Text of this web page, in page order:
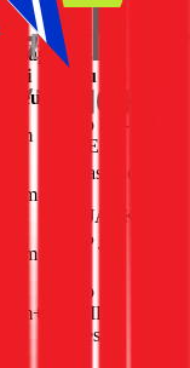
Cột áp
tối
thiểu
Mẫu gợi ý
9m
Wilo PB-
088EA
10m
Panasonic
130JACK
12m
APP JA-
15m+
Wilo
MHIL-
series